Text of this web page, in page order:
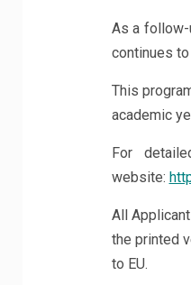
As a follow-
continues
This
academic
For
website:
All
the printed
to EU.